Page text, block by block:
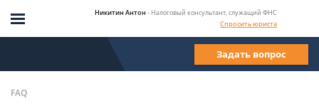
Никитин Антон - Налоговый консультант, служащий ФНС
Спросить юриста
Задать вопрос
FAQ